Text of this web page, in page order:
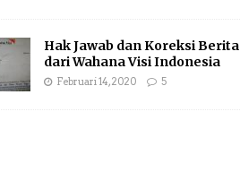
Hak Jawab dan Koreksi Berita
dari Wahana Visi Indonesia
Februari 14, 2020 5